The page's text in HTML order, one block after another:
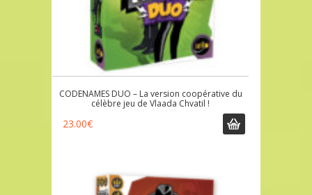
CODENAMES DUO – La version coopérative du
célèbre jeu de Vlaada Chvatil !
23.00€